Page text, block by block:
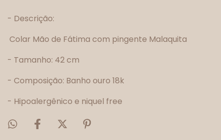
- Descrição:
Colar Mão de Fátima com pingente Malaquita
- Tamanho: 42 cm
- Composição: Banho ouro 18k
- Hipoalergênico e niquel free